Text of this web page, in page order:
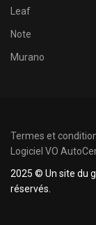
Leaf
Note
Murano
Termes et
Logiciel VO
2025 © Un site du
réservés.